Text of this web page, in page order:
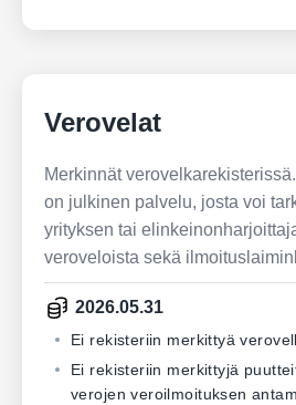
Verovelat
Merkinnät
on julkinen palvelu, josta voi
yrityksen tai
veroveloista sekä
2026.05.31
Ei rekisteriin merkittyä
Ei rekisteriin merkittyjä
verojen veroilmoituksen